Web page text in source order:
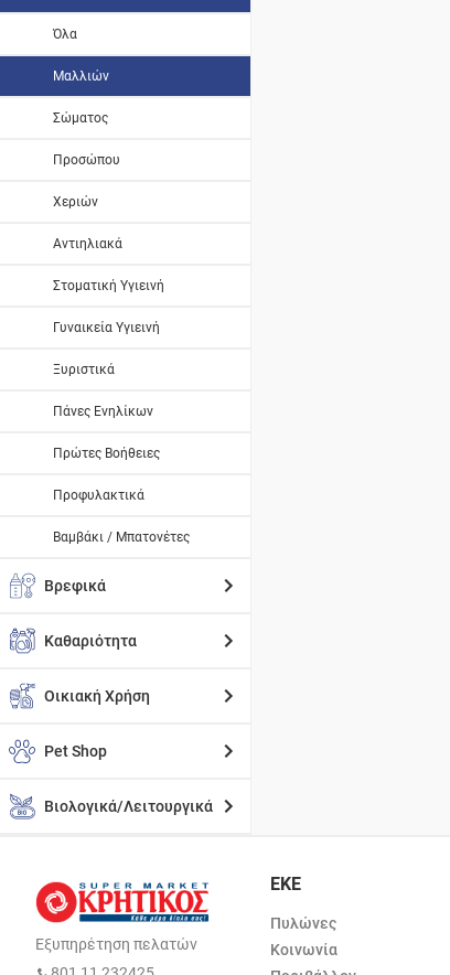
Όλα
Μαλλιών
Σώματος
Προσώπου
Χεριών
Αντιηλιακά
Στοματική Υγιεινή
Γυναικεία Υγιεινή
Ξυριστικά
Πάνες Ενηλίκων
Πρώτες Βοήθειες
Προφυλακτικά
Βαμβάκι / Μπατονέτες
Βρεφικά
Καθαριότητα
Οικιακή Χρήση
Pet Shop
Βιολογικά/Λειτουργικά
Εξυπηρέτηση πελατών
ΕΚΕ
Πυλώνες
Κοινωνία